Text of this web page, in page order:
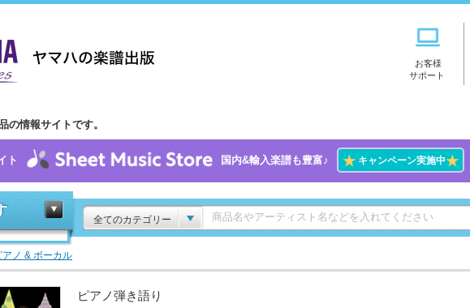
お客様
サポート
の情報サイトです。
ト 国内&輸入楽譜も豊富♪ ★キャンペーン実施中★
全てのカテゴリー
ノ & ボーカル
ピアノ弾き語り